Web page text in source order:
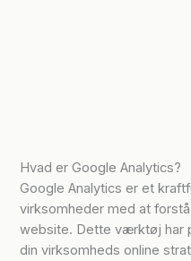
Hvad er Google Analytics?
Google Analytics er et
virksomheder med at
website. Dette værktøj har
din virksomheds online